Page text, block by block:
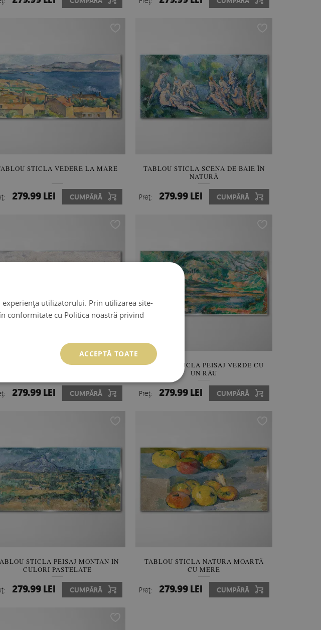
STICLA VEDERE LA MARE
279.99 LEI CUMPĂRĂ
TABLOU STICLA SCENA DE BAIE ÎN
NATURĂ
Preţ: 279.99 LEI CUMPĂRĂ
STICLA PEISAJ CU O MINGE
279.99 LEI CUMPĂRĂ
TABLOU STICLA PEISAJ VERDE CU
UN RÂU
Preţ: 279.99 LEI CUMPĂRĂ
STICLA PEISAJ MONTAN IN
CULORI PASTELATE
279.99 LEI CUMPĂRĂ
TABLOU STICLA NATURA MOARTĂ
CU MERE
Preţ: 279.99 LEI CUMPĂRĂ
utilizatorului. Prin utilizarea site-
conformitate cu Politica noastră privind
ACCEPTĂ TOATE